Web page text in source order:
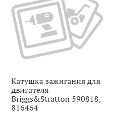
Катушка зажигания для
двигателя
Briggs&Stratton 590818,
816464